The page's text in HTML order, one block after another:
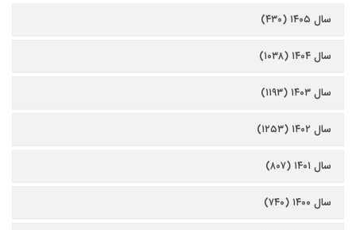
سال ۱۴۰۵ (۴۳۰)
سال ۱۴۰۴ (۱۰۳۸)
سال ۱۴۰۳ (۱۱۹۳)
سال ۱۴۰۲ (۱۲۵۳)
سال ۱۴۰۱ (۸۰۷)
سال ۱۴۰۰ (۷۴۰)